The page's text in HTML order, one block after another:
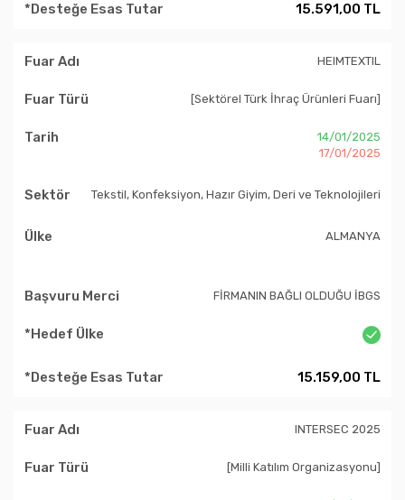
15.591,00 TL
HEIMTEXTIL
[Sektörel Türk İhraç Ürünleri Fuarı]
14/01/2025
17/01/2025
Tekstil, Konfeksiyon, Hazır Giyim, Deri ve Teknolojileri
ALMANYA
FİRMANIN BAĞLI OLDUĞU İBGS
15.159,00 TL
INTERSEC 2025
[Milli Katılım Organizasyonu]